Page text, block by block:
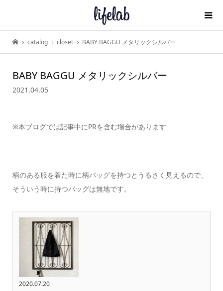
catalog closet BABY BAGGU メタリックシルバー
BABY BAGGU メタリックシルバー
2021.04.05
※本ブログでは記事中にPRを含む場合があります
柄のある服を着た時に柄バッグを持つとうるさく見えるので、
そういう時に持つバッグは無地です。
2020.07.20